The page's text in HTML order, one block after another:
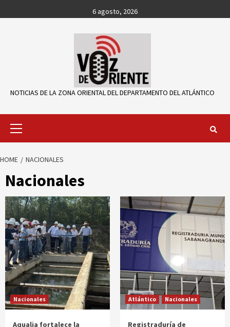
to
6 agosto, 2026
NOTICIAS DE LA ZONA ORIENTAL DEL DEPARTAMENTO DEL ATLÁNTICO
Primary
HOME NACIONALES
Nacionales
Nacionales
Aqualia fortalece la
Atlántico Nacionales
Registraduría de